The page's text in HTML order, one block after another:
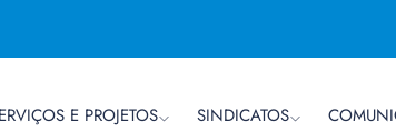
E PROJETOS SINDICATOS